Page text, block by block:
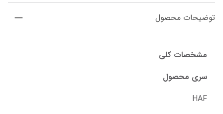
توضیحات محصول
مشخصات کلی
سری محصول
HAF